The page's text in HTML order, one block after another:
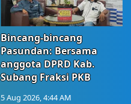
Bincang-bincang
Pasundan: Bersama
anggota DPRD Kab.
Subang Fraksi PKB
5 Aug 2026, 4:44 AM